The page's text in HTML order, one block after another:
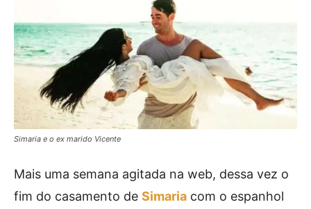
Simaria e o ex marido Vicente
Mais uma semana agitada na web, dessa vez o
fim do casamento de Simaria com o espanhol